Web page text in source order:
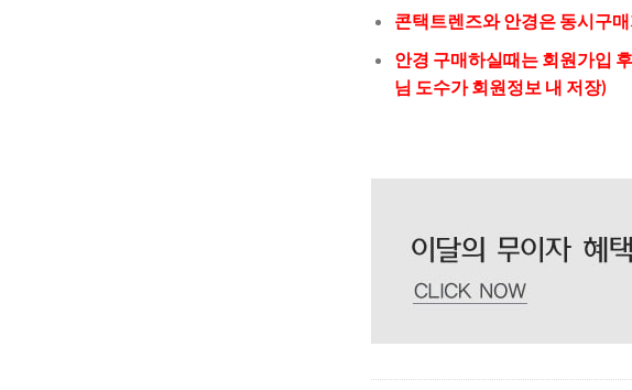
콘택트렌즈와 안경은 동시구
안경 구매하실때는 회원가입
님 도수가 회원정보 내 저장)